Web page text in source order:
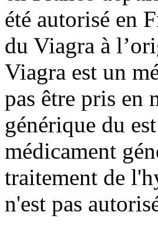
été autorisé en
du Viagra à
Viagra est un
pas être pris en
générique du
médicament
traitement de
n'est pas